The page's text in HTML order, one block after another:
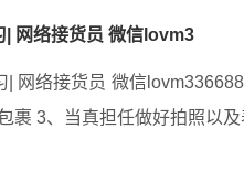
| 网络接货员 微信lovm3
网络接货员 微信
裹 3、当真担任做好拍照以